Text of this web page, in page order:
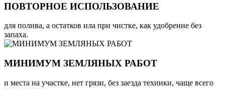
ПОВТОРНОЕ ИСПОЛЬЗОВАНИЕ
для полива, а остатков ила при чистке, как удобрение без
запаха.
МИНИМУМ ЗЕМЛЯНЫХ РАБОТ
и места на участке, нет грязи, без заезда техники, чаще всего